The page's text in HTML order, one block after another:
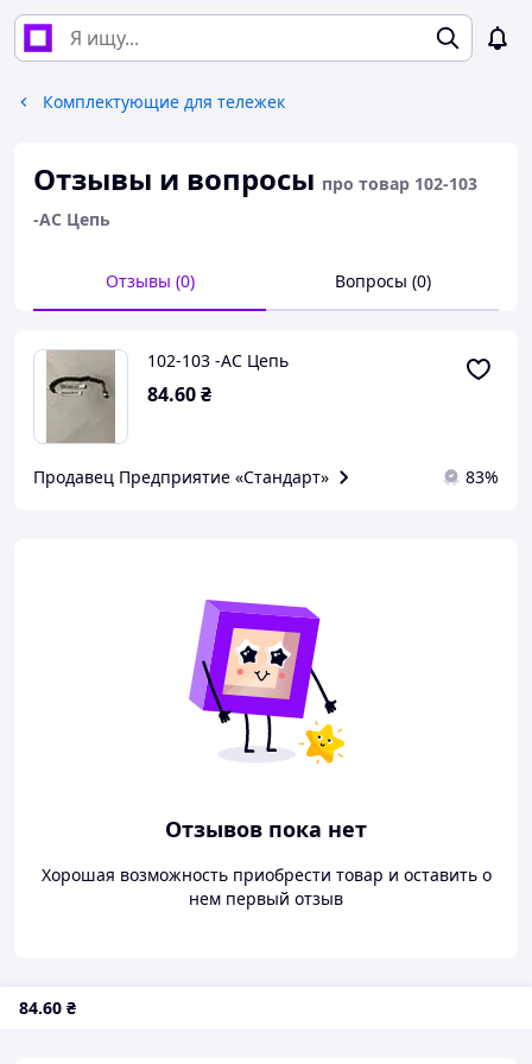
Комплектующие для тележек
Отзывы и вопросы про товар 102-103
-АС Цепь
Отзывы (0) Вопросы (0)
Отзывов пока нет
Хорошая возможность приобрести товар и оставить о
нем первый отзыв
102-103 -АС Цепь
84.60₴
Продавец Предприятие «Cтандарт» 83%
84.60 ₴